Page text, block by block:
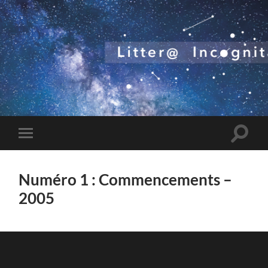
Toggle
mobile
Toggle
Numéro 1 : Commencements –
2005